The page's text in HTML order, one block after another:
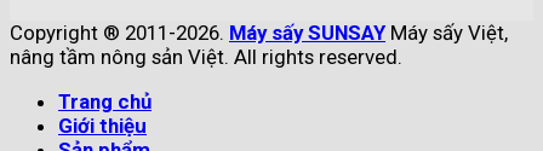
Copyright ® 2011-2026. Máy sấy SUNSAY Máy sấy Việt,
nâng tầm nông sản Việt. All rights reserved.
Trang chủ
Giới thiệu